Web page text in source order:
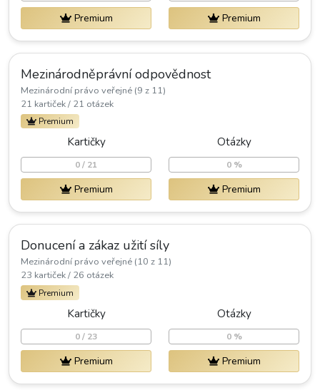
Premium Premium
Mezinárodněprávní odpovědnost
Mezinárodní právo veřejné (9 z 11)
21 kartiček / 21 otázek
Premium
Kartičky
0 / 21
Premium
Otázky
0 %
Premium
Donucení a zákaz užití síly
Mezinárodní právo veřejné (10 z 11)
23 kartiček / 26 otázek
Premium
Kartičky
0 / 23
Premium
Otázky
0 %
Premium